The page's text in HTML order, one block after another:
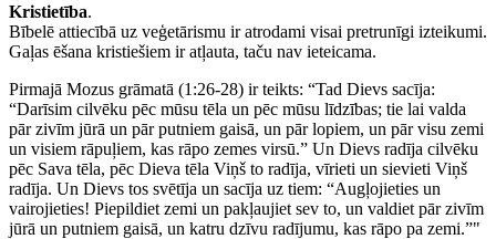
Kristietība.
Bībelē attiecībā uz veģetārismu ir atrodami visai pretrunīgi izteikumi.
Gaļas ēšana kristiešiem ir atļauta, taču nav ieteicama.
Pirmajā Mozus grāmatā (1:26-28) ir teikts: “Tad Dievs sacīja:
“Darīsim cilvēku pēc mūsu tēla un pēc mūsu līdzības; tie lai valda
pār zivīm jūrā un pār putniem gaisā, un pār lopiem, un pār visu zemi
un visiem rāpuļiem, kas rāpo zemes virsū.” Un Dievs radīja cilvēku
pēc Sava tēla, pēc Dieva tēla Viņš to radīja, vīrieti un sievieti Viņš
radīja. Un Dievs tos svētīja un sacīja uz tiem: “Augļojieties un
vairojieties! Piepildiet zemi un pakļaujiet sev to, un valdiet pār zivīm
jūrā un putniem gaisā, un katru dzīvu radījumu, kas rāpo pa zemi.”"